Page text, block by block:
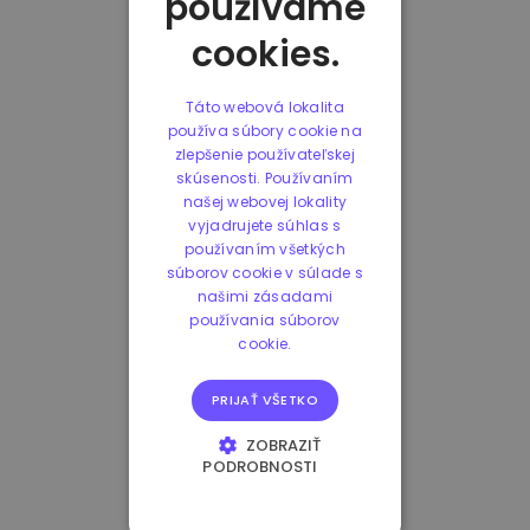
cookies.
Táto webová lokalita
používa súbory cookie na
zlepšenie používateľskej
skúsenosti. Používaním
našej webovej lokality
vyjadrujete súhlas s
používaním všetkých
súborov cookie v súlade s
našimi zásadami
používania súborov
cookie.
PRIJAŤ VŠETKO
ZOBRAZIŤ
PODROBNOSTI